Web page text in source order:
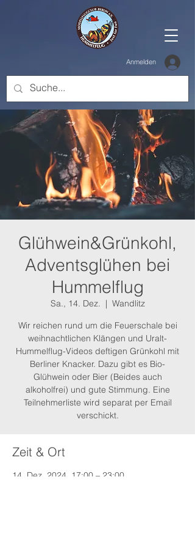
Anmelden
Glühwein&Grünkohl,
Adventsglühen bei
Hummelflug
Sa., 14. Dez.
  |
Wandlitz
Wir reichen rund um die Feuerschale bei
weihnachtlichen Klängen und Uralt-
Hummelflug-Videos deftigen Grünkohl mit
Berliner Knacker. Dazu gibt es Bio-
Glühwein oder Bier (Beides auch
alkoholfrei) und gute Stimmung. Eine
Teilnehmerliste wird separat per Email
verschickt.
Zeit & Ort
14. Dez. 2024, 17:00 – 23:00